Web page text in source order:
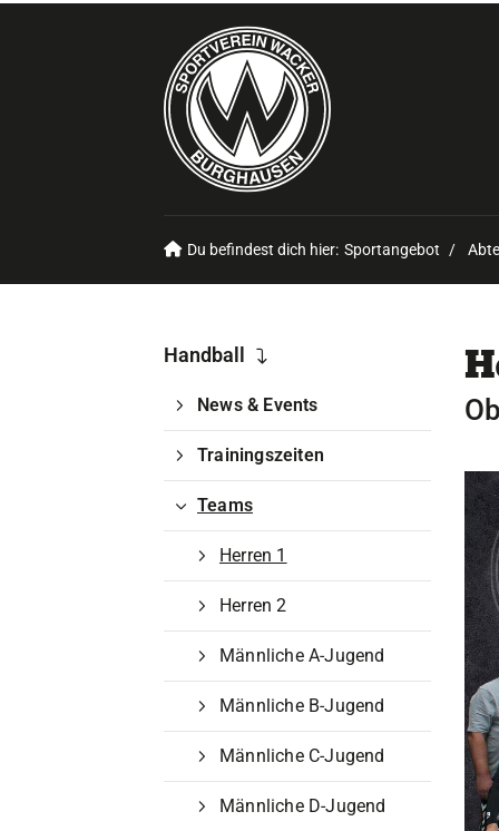
Du befindest dich hier: Sportangebot
Handball
News & Events
Trainingszeiten
Teams
Herren 1
Herren 2
Männliche A-Jugend
Männliche B-Jugend
Männliche C-Jugend
Männliche D-Jugend